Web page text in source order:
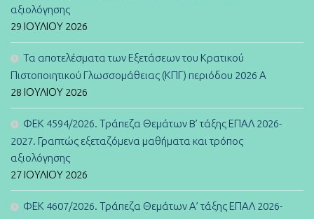
αξιολόγησης
29 ΙΟΥΛΊΟΥ 2026
Τα αποτελέσματα των Εξετάσεων του Κρατικού
Πιστοποιητικού Γλωσσομάθειας (ΚΠΓ) περιόδου 2026 Α
28 ΙΟΥΛΊΟΥ 2026
ΦΕΚ 4594/2026. Τράπεζα Θεμάτων B’ τάξης ΕΠΑΛ 2026-
2027. Γραπτώς εξεταζόμενα μαθήματα και τρόπος
αξιολόγησης
27 ΙΟΥΛΊΟΥ 2026
ΦΕΚ 4607/2026. Τράπεζα Θεμάτων Α’ τάξης ΕΠΑΛ 2026-